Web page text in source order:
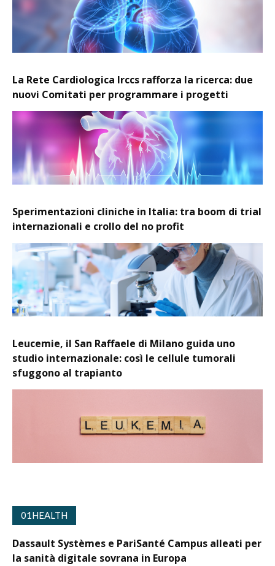
La Rete Cardiologica Irccs rafforza la ricerca: due
nuovi Comitati per programmare i progetti
Sperimentazioni cliniche in Italia: tra boom di trial
internazionali e crollo del no profit
Leucemie, il San Raffaele di Milano guida uno
studio internazionale: così le cellule tumorali
sfuggono al trapianto
01HEALTH
Dassault Systèmes e PariSanté Campus alleati per
la sanità digitale sovrana in Europa